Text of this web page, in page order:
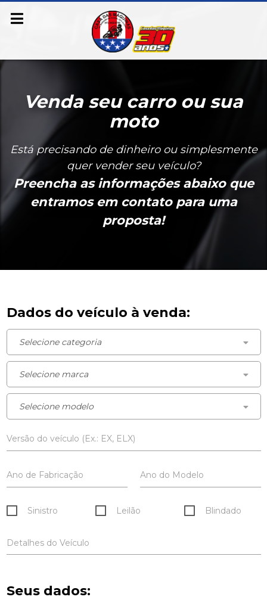
Venda seu carro ou sua
moto
Está precisando de dinheiro ou simplesmente
quer vender seu veículo?
Preencha as informações abaixo que
entramos em contato para uma
proposta!
Dados do veículo à venda:
Versão do veículo (Ex.: EX, ELX)
Ano de Fabricação Ano do Modelo
Sinistro Leilão Blindado
Detalhes do Veículo
Seus dados: